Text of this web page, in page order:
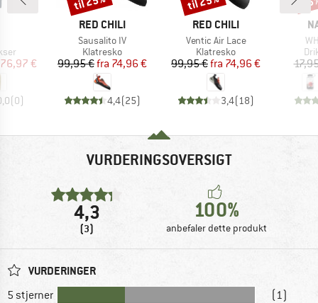
pris
76,97 €
(0)
MÆRKE
RED CHILI
Artikel
Sausalito IV
Produktgruppe
Klatresko
Pris
99,95 € Nedsat pris
fra 74,96 €
4,4(25)
MÆRKE
RED CHILI
Artikel
Ventic Air Lace
Produktgruppe
Klatresko
Pris
99,95 € Nedsat pris
fra 74,96 €
3,4(18)
VURDERINGSOVERSIGT
4,3
(3)
100%
anbefaler dette produkt
VURDERINGER
5 stjerner
(1)